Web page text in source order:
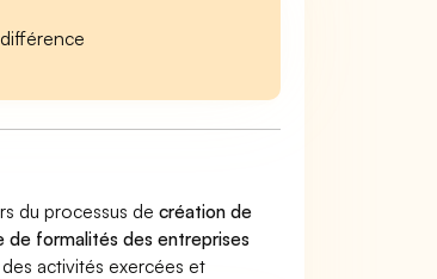
du processus decréation de
de formalités des entreprises
activités exercées et